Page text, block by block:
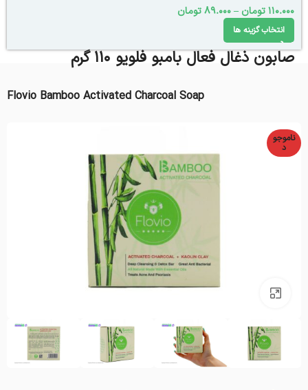
110.000تومان –
89.000تومان
انتخاب گزینه ها
صابون ذغال فعال بامبو فلویو 110 گرم
Flovio Bamboo Activated Charcoal Soap
ناموجو
د